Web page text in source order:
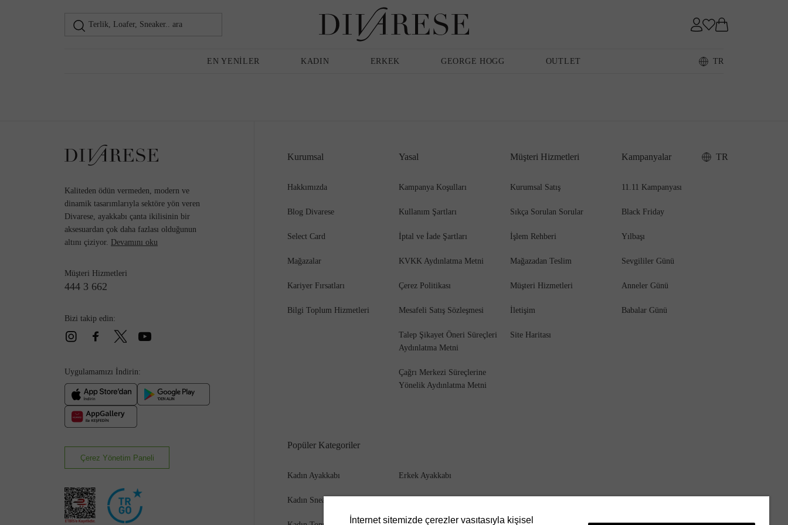
Terlik, Loafer, Sneaker.. ara
EN YENILER KADIN ERKEK
Sneaker Terlik Espadril
GEORGE HOGG OUTLET TR
Kaliteden ödün vermeden, modern ve
dinamik tasarımlarıyla sektöre yön veren
Divarese, ayakkabı çanta ikilisinin bir
aksesuardan çok daha fazlası olduğunun
altını çiziyor. Devamını oku
Müşteri Hizmetleri
444 3 662
Bizi takip edin:
Uygulamamızı İndirin:
Çerez Yönetim Paneli
Kurumsal
Hakkımızda
Blog Divarese
Select Card
Mağazalar
Kariyer Fırsatları
Bilgi Toplum Hizmetleri
Yasal
Kampanya Koşulları
Kullanım Şartları
İptal ve İade Şartları
KVKK Aydınlatma Metni
Çerez Politikası
Mesafeli Satış Sözleşmesi
Talep Şikayet Öneri Süreçleri
Aydınlatma Metni
Çağrı Merkezi Süreçlerine
Yönelik Aydınlatma Metni
Müşteri Hizmetleri
Kurumsal Satış
Sıkça Sorulan Sorular
İşlem Rehberi
Mağazadan Teslim
Müşteri Hizmetleri
İletişim
Site Haritası
Kampanyalar
11.11 Kampanyası
Black Friday
Yılbaşı
Sevgililer Günü
Anneler Günü
Babalar Günü
Popüler Kategoriler
Kadın Ayakkabı
Kadın Sneaker
Erkek Ayakkabı
TR
İnternet sitemizde çerezler vasıtasıyla kişisel